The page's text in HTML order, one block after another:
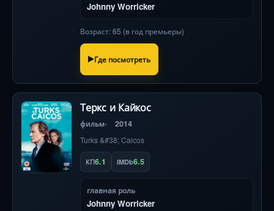
Johnny Worricker
Возраст: 65 (в год премьеры)
Где посмотреть
Теркс и Кайкос
фильм 2014
Turks &#38; Caicos
КП6.1 IMDb6.5
главная роль
Johnny Worricker